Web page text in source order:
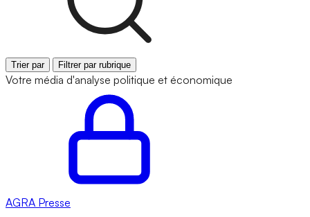
Trier par Filtrer par rubrique
Votre média d'analyse politique et économique
AGRA Presse